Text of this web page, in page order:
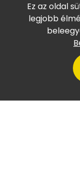
Ez az oldal
legjobb
A VillámTúra